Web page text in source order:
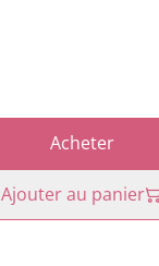
Acheter
Ajouter au panier